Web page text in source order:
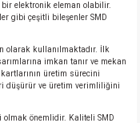
elektronik eleman olabilir.
gibi çeşitli bileşenler SMD
olarak kullanılmaktadır. İlk
imkan tanır ve mekan
üretim sürecini
düşürür ve üretim verimliliğini
olmak önemlidir. Kaliteli SMD